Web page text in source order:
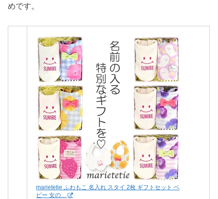
めです。
marietetie ふわもこ 名入れ スタイ 2枚 ギフトセット ベ
ビー 女の…